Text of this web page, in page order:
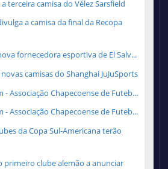
terceira camisa do Vélez Sarsfield
a camisa da final da Recopa
fornecedora esportiva de El Salv...
camisas do Shanghai JuJuSports
- Associação Chapecoense de Futeb...
- Associação Chapecoense de Futeb...
da Copa Sul-Americana terão
primeiro clube alemão a anunciar